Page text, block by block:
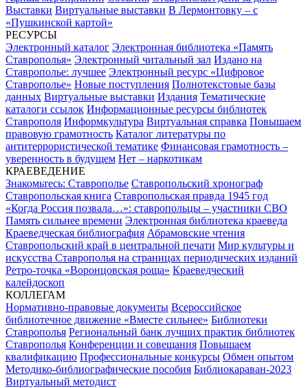
Выставки Виртуальные выставки В Лермонтовку – с
«Пушкинской картой»
РЕСУРСЫ
Электронный каталог Электронная библиотека «Память
Ставрополья» Электронный читальный зал Издано на
Ставрополье: лучшее Электронный ресурс «Цифровое
Ставрополье» Новые поступления Полнотекстовые базы
данных Виртуальные выставки Издания Тематические
каталоги ссылок Информационные ресурсы библиотек
Ставрополя Информкультура Виртуальная справка Повышаем
правовую грамотность Каталог литературы по
антитеррористической тематике Финансовая грамотность –
уверенность в будущем Нет – наркотикам
КРАЕВЕДЕНИЕ
Знакомьтесь: Ставрополье Ставропольский хронограф
Ставропольская книга Ставропольская правда 1945 год
«Когда Россия позвала…»: ставропольцы – участники СВО
Память сильнее времени Электронная библиотека краеведа
Краеведческая библиография Абрамовские чтения
Ставропольский край в центральной печати Мир культуры и
искусства Ставрополья на страницах периодических изданий
Ретро-точка «Воронцовская роща» Краеведческий
калейдоскоп
КОЛЛЕГАМ
Нормативно-правовые документы Всероссийское
библиотечное движение «Вместе сильнее» Библиотеки
Ставрополья Региональный банк лучших практик библиотек
Ставрополья Конференции и совещания Повышаем
квалификацию Профессиональные конкурсы Обмен опытом
Методико-библиографические пособия Библиокараван-2023
Виртуальный методист